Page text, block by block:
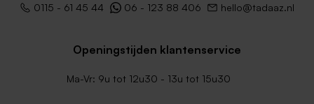
0115 - 61 45 44 06 - 123 88 406 hello@tadaaz.nl
Openingstijden klantenservice
Ma-Vr: 9u tot 12u30 - 13u tot 15u30